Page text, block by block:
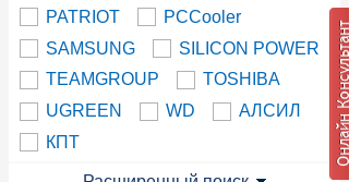
PATRIOT
PCCooler
SAMSUNG
SILICON POWER
TEAMGROUP
TOSHIBA
UGREEN
WD
АЛСИЛ
КПТ